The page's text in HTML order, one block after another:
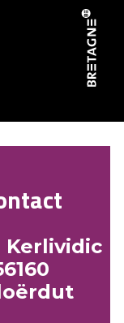
Kerlividic